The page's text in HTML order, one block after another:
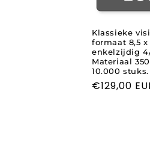
Klassieke
formaat 8,5 x
enkelzijdig
Materiaal
10.000 stuks.
Normale
€129,00